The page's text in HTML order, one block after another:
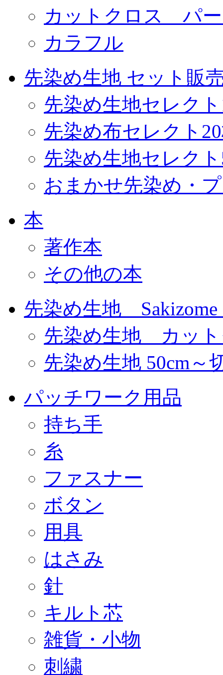
カットクロス パ
カラフル
先染め生地 セット販
先染め生地セレク
先染め布セレクト
先染め生地セレク
おまかせ先染め・
本
著作本
その他の本
先染め生地 Sakizome
先染め生地 カット
先染め生地 50cm～
パッチワーク用品
持ち手
糸
ファスナー
ボタン
用具
はさみ
針
キルト芯
雑貨・小物
刺繍